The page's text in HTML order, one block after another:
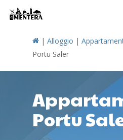
| Alloggio |
Portu Saler
Portu